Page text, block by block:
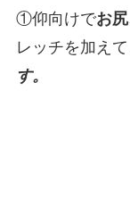
①仰向けでお
レッチを加えて
す。